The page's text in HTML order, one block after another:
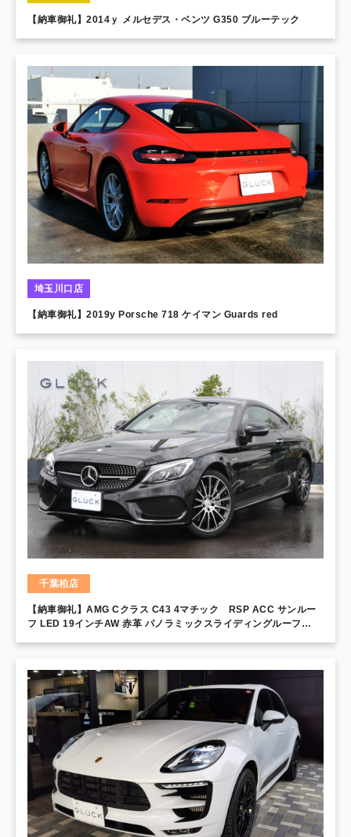
【納車御礼】2014ｙ メルセデス・ベンツ G350 ブルーテック
埼玉川口店
【納車御礼】2019y Porsche 718 ケイマン Guards red
千葉柏店
【納車御礼】AMG Cクラス C43 4マチック RSP ACC サンルー
フ LED 19インチAW 赤革 パノラミックスライディングルーフ